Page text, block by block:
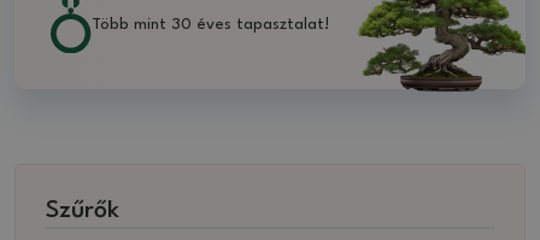
Szűrők
Több mint 30 éves tapasztalat!